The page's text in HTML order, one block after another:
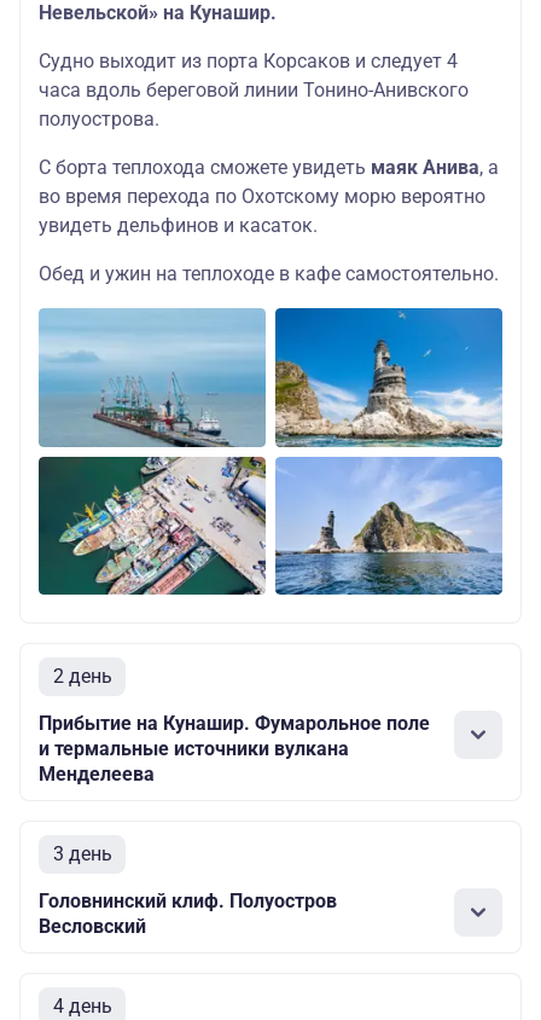
Невельской» на Кунашир.
Судно выходит из порта Корсаков и следует 4
часа вдоль береговой линии Тонино-Анивского
полуострова.
С борта теплохода сможете увидеть маяк Анива, а
во время перехода по Охотскому морю вероятно
увидеть дельфинов и касаток.
Обед и ужин на теплоходе в кафе самостоятельно.
2 день
Прибытие на Кунашир. Фумарольное поле
и термальные источники вулкана
Менделеева
3 день
Головнинский клиф. Полуостров
Весловский
4 день